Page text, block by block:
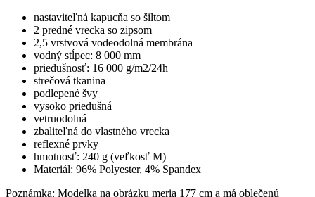
nastaviteľná kapucňa so šiltom
2 predné vrecka so zipsom
2,5 vrstvová vodeodolná membrána
vodný stĺpec: 8 000 mm
priedušnosť: 16 000 g/m2/24h
strečová tkanina
podlepené švy
vysoko priedušná
vetruodolná
zbaliteľná do vlastného vrecka
reflexné prvky
hmotnosť: 240 g (veľkosť M)
Materiál: 96% Polyester, 4% Spandex
Poznámka: Modelka na obrázku meria 177 cm a má oblečenú